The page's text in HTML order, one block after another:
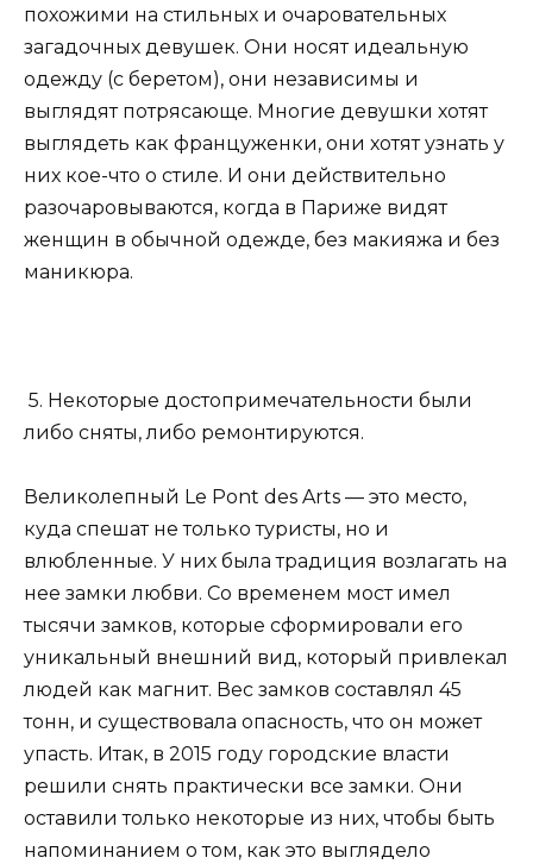
похожими на стильных и очаровательных
загадочных девушек. Они носят идеальную
одежду (с беретом), они независимы и
выглядят потрясающе. Многие девушки хотят
выглядеть как француженки, они хотят узнать у
них кое-что о стиле. И они действительно
разочаровываются, когда в Париже видят
женщин в обычной одежде, без макияжа и без
маникюра.
5. Некоторые достопримечательности были
либо сняты, либо ремонтируются.
Великолепный Le Pont des Arts — это место,
куда спешат не только туристы, но и
влюбленные. У них была традиция возлагать на
нее замки любви. Со временем мост имел
тысячи замков, которые сформировали его
уникальный внешний вид, который привлекал
людей как магнит. Вес замков составлял 45
тонн, и существовала опасность, что он может
упасть. Итак, в 2015 году городские власти
решили снять практически все замки. Они
оставили только некоторые из них, чтобы быть
напоминанием о том, как это выглядело